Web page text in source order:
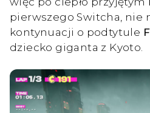
pierwszego Switcha, nie
kontynuacji o podtytule
dziecko giganta z Kyoto.